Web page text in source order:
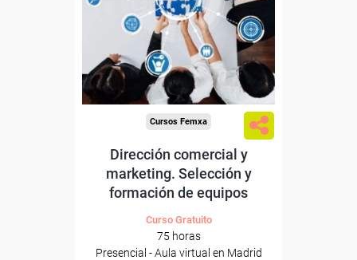
Para trabajadores y
autónomos de Madrid.
Para todos los sectores.
Cursos Femxa
Dirección comercial y
marketing. Selección y
formación de equipos
Curso Gratuito
75 horas
Presencial - Aula virtual en Madrid